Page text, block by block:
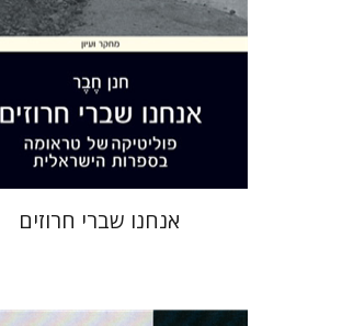
הנחת אתר ספר מודפס
$31
$28
אנחנו שברי חרוזים